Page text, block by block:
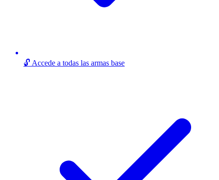
🔓 Accede a todas las armas base